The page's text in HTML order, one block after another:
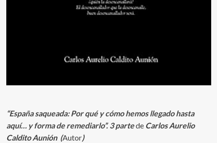
“España saqueada: Por qué y cómo hemos llegado hasta
aquí… y forma de remediarlo”. 3 partede Carlos Aurelio
Caldito Aunión (Autor)